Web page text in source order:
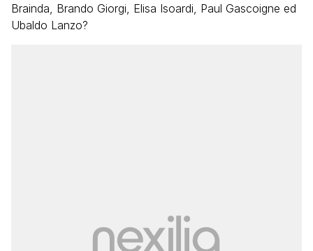
Brainda, Brando Giorgi, Elisa Isoardi, Paul Gascoigne ed
Ubaldo Lanzo?